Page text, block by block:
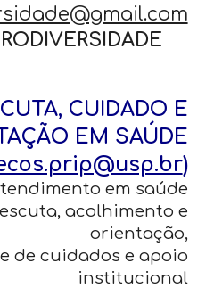
CUIDADO E
EM SAÚDE
)
em saúde
acolhimento e
orientação,
de cuidados e apoio
institucional